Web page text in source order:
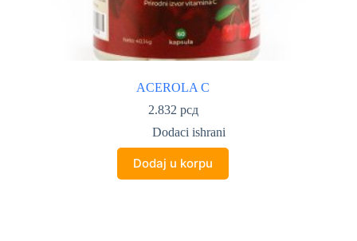
ACEROLA C
2.832 рсд
Dodaci ishrani
Dodaj u korpu